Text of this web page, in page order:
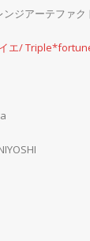
ジアーテファク
エ/